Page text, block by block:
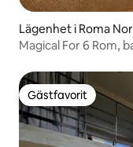
Lägenhet i Roma
Magical For 6 Rom,
Gästfavorit
Gästfavorit